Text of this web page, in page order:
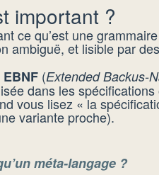
important ?
ce qu’est une
ambiguë, et lisible par
EBNF (Extended Backus-
dans les
vous lisez « la
variante proche).
méta-langage ?